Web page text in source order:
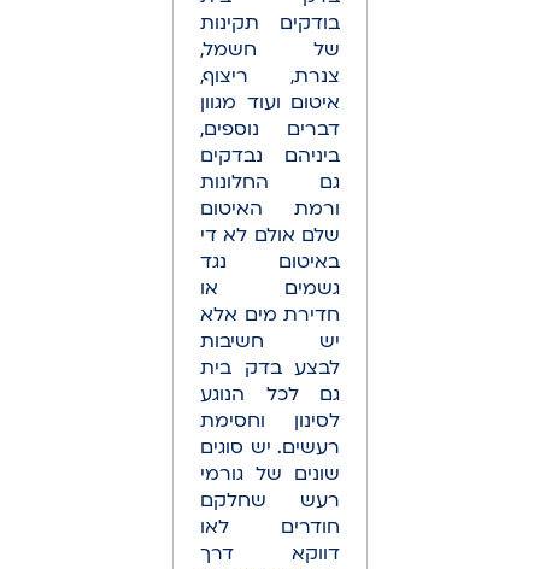
בודקים תקינות
של חשמל,
צנרת, ריצוף,
איטום ועוד מגוון
דברים נוספים,
ביניהם נבדקים
גם החלונות
ורמת האיטום
שלם אולם לא די
באיטום נגד
גשמים או
חדירת מים אלא
יש חשיבות
לבצע בדק בית
גם לכל הנוגע
לסינון וחסימת
רעשים. יש סוגים
שונים של גורמי
רעש שחלקם
חודרים לאו
דווקא דרך